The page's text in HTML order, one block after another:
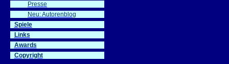
Presse
Neu: Autorenblog
Spiele
Links
Awards
Copyright